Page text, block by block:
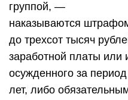
группой, —
наказываются
до трехсот тысяч
заработной платы или
осужденного за
лет, либо